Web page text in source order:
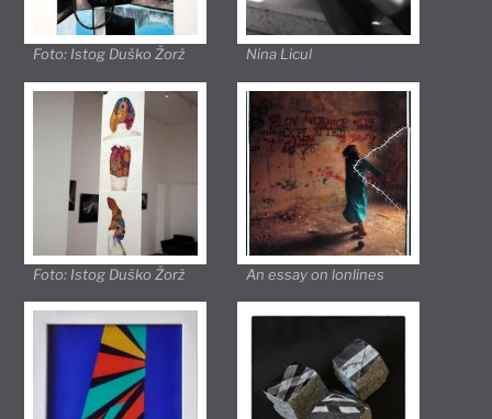
Foto: Istog Duško Žorž Nina Licul
Foto: Istog Duško Žorž An essay on lonlines